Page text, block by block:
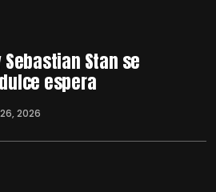
Stan se
espera
2026